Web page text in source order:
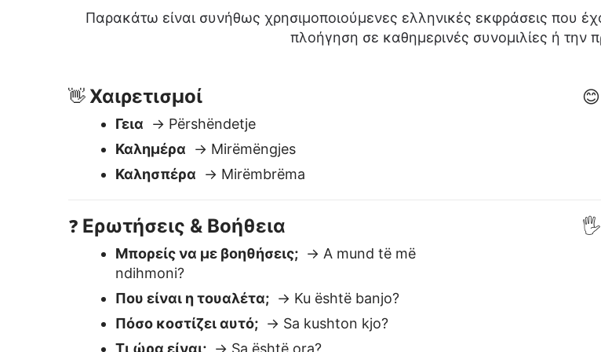
Ερωτήσεις & Βοήθεια
Μπορείς να με βοηθήσεις;→ A mund të më
Πόσο κοστίζει αυτό;
Τι ώρα είναι;→ Sa është ora?
Ευγένεια
Συγγνώμη → Më vjen keq
Παρακαλώ→ Ju lutem